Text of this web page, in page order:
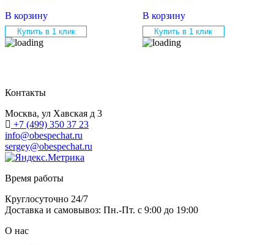
В корзину
Купить в 1 клик
В корзину
Купить в 1 клик
Контакты
Москва, ул Хавская д 3
+7 (499) 350 37 23
info@obespechat.ru
sergey@obespechat.ru
Время работы
Круглосуточно 24/7
Доставка и самовывоз: Пн.-Пт. с 9:00 до 19:00
О нас